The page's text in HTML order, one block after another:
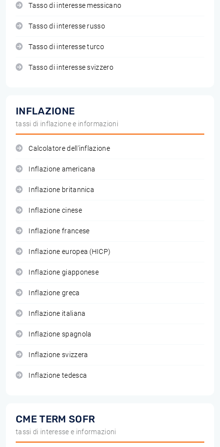
Tasso di interesse messicano
Tasso di interesse russo
Tasso di interesse turco
Tasso di interesse svizzero
INFLAZIONE
tassi di inflazione e informazioni
Calcolatore dell'inflazione
Inflazione americana
Inflazione britannica
Inflazione cinese
Inflazione francese
Inflazione europea (HICP)
Inflazione giapponese
Inflazione greca
Inflazione italiana
Inflazione spagnola
Inflazione svizzera
Inflazione tedesca
CME TERM SOFR
tassi di interesse e informazioni